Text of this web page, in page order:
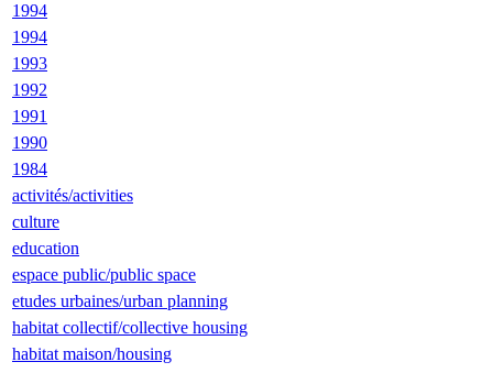
1994
1994
1993
1992
1991
1990
1984
activités/activities
culture
education
espace public/public space
etudes urbaines/urban planning
habitat collectif/collective housing
habitat maison/housing